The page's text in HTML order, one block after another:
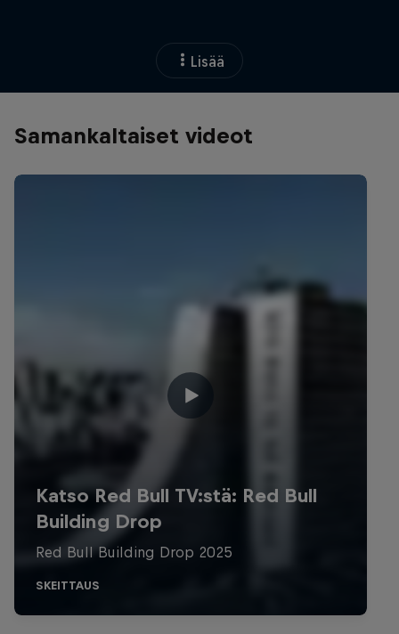
Lisää
Samankaltaiset videot